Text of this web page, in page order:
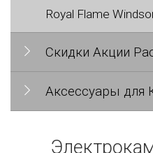
Royal Flame
Скидки Акции
Аксессуары для